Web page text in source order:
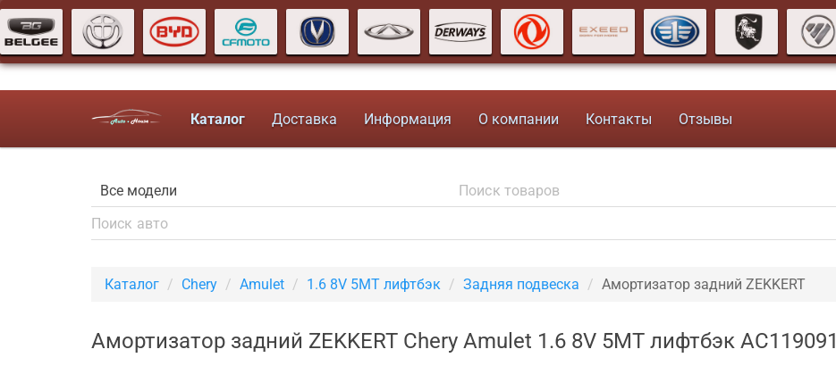
Каталог Доставка Информация О компании Контакты Отзывы
Каталог Chery Amulet 1.6 8V 5MT лифтбэк Задняя подвеска Амортизатор задний ZEKKERT
Амортизатор задний ZEKKERT Chery Amulet 1.6 8V 5MT лифтбэк AC119091